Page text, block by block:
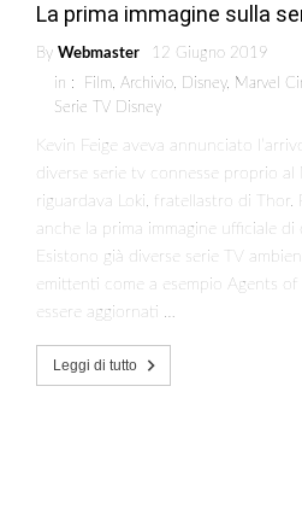
La prima immagine sulla
By Webmaster
12 Giugno 2019
in :
Film, Archivio, Disney, Marvel
Serie TV Disney
Kevin Feige aveva annunciato
diverse serie tv connesse proprio al
riguardava Loki, fratellastro di Thor.
anche la prima immagine ufficiale
Esistono già diverse serie TV
emittenti come a esempio Agents of
essere aggiornati …
Leggi di tutto